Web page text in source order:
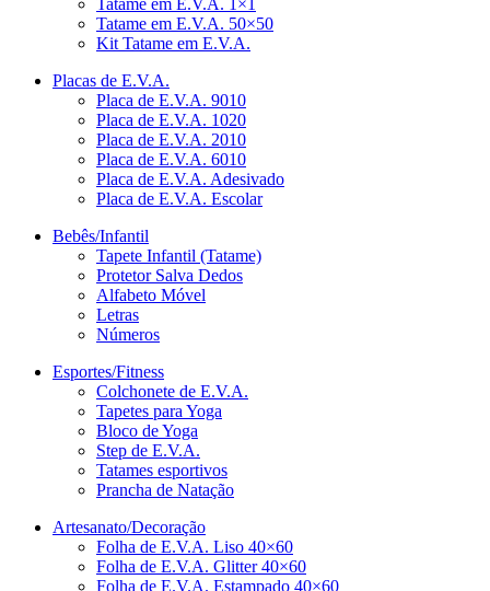
Tatame em E.V.A. 1×1
Tatame em E.V.A. 50×50
Kit Tatame em E.V.A.
Placas de E.V.A.
Placa de E.V.A. 9010
Placa de E.V.A. 1020
Placa de E.V.A. 2010
Placa de E.V.A. 6010
Placa de E.V.A. Adesivado
Placa de E.V.A. Escolar
Bebês/Infantil
Tapete Infantil (Tatame)
Protetor Salva Dedos
Alfabeto Móvel
Letras
Números
Esportes/Fitness
Colchonete de E.V.A.
Tapetes para Yoga
Bloco de Yoga
Step de E.V.A.
Tatames esportivos
Prancha de Natação
Artesanato/Decoração
Folha de E.V.A. Liso 40×60
Folha de E.V.A. Glitter 40×60
Folha de E.V.A. Estampado 40×60